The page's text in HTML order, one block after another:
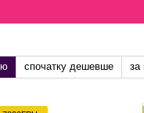
спочатку дешевше за